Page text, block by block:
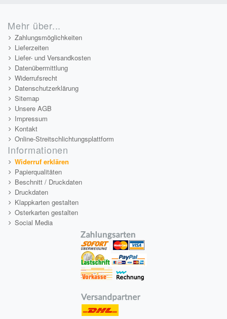
Mehr über...
Zahlungsmöglichkeiten
Lieferzeiten
Liefer- und Versandkosten
Datenübermittlung
Widerrufsrecht
Datenschutzerklärung
Sitemap
Unsere AGB
Impressum
Kontakt
Online-Streitschlichtungsplattform
Informationen
Widerruf erklären
Papierqualitäten
Beschnitt / Druckdaten
Druckdaten
Klappkarten gestalten
Osterkarten gestalten
Social Media